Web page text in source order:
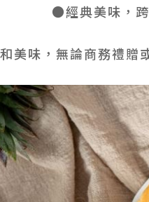
●經典美味，
美味，無論商務禮贈